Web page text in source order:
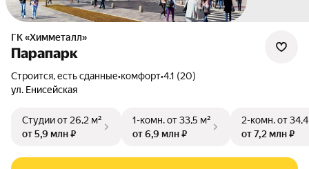
ГК «Химметалл»
Парапарк
Строится, есть сданные•комфорт•4.1 (20)
ул. Енисейская
Студииот 26,2 м²
от 5,9 млн ₽
1-комн.от 33,5 м²
от 6,9 млн ₽
2-комн.от
от 7,2 млн ₽